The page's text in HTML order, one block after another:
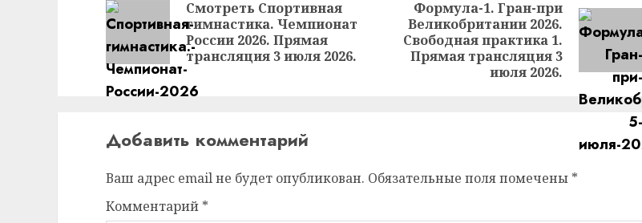
чтение
Предыдущая
запись:
Смотреть Спортивная
гимнастика. Чемпионат
России 2026. Прямая
трансляция 3 июля 2026.
Следующая
запись:
Формула-1. Гран-при
Великобритании 2026.
Свободная практика 1.
Прямая трансляция 3
июля 2026.
Добавить комментарий
Ваш адрес email не будет опубликован. Обязательные поля помечены *
Комментарий *